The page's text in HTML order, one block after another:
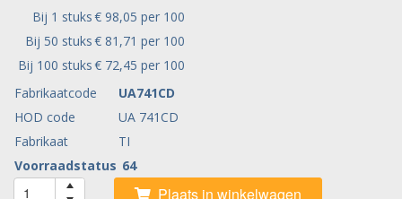
Bij 1 stuks€ 98,05 per 100
Bij 50 stuks€ 81,71 per 100
Bij 100 stuks€ 72,45 per 100
Fabrikaatcode
UA741CD
HOD code
UA 741CD
Fabrikaat
TI
Voorraadstatus 64
Plaats in winkelwagen